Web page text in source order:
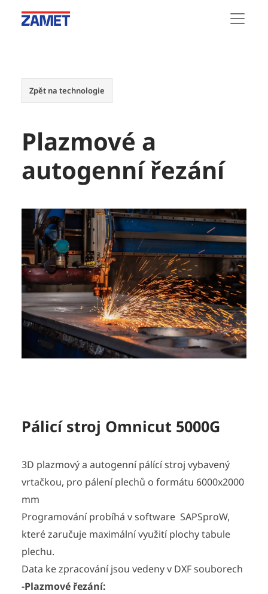
Zpět na technologie
Plazmové a
autogenní řezání
Pálicí stroj Omnicut 5000G
3D plazmový a autogenní pálící stroj vybavený
vrtačkou, pro pálení plechů o formátu 6000x2000
mm
Programování probíhá v software SAPSproW,
které zaručuje maximální využití plochy tabule
plechu.
Data ke zpracování jsou vedeny v DXF souborech
-Plazmové řezání: